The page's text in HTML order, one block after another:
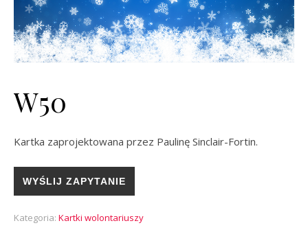
W50
Kartka zaprojektowana przez Paulinę Sinclair-Fortin.
WYŚLIJ ZAPYTANIE
Kategoria: Kartki wolontariuszy